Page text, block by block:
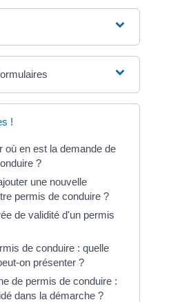
!
où en est la demande de
?
une nouvelle
permis de conduire ?
de validité d'un permis
de conduire : quelle
on présenter ?
de permis de conduire :
dans la démarche ?